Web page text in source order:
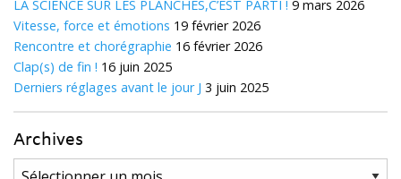
LA SCIENCE SUR LES PLANCHES,C’EST PARTI ! 9 mars 2026
Vitesse, force et émotions 19 février 2026
Rencontre et chorégraphie 16 février 2026
Clap(s) de fin ! 16 juin 2025
Derniers réglages avant le jour J 3 juin 2025
Archives
Archives